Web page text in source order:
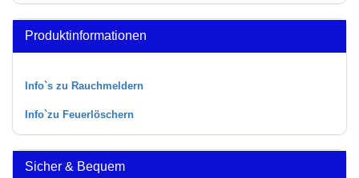
Produktinformationen
Info`s zu Rauchmeldern
Info`zu Feuerlöschern
Sicher & Bequem